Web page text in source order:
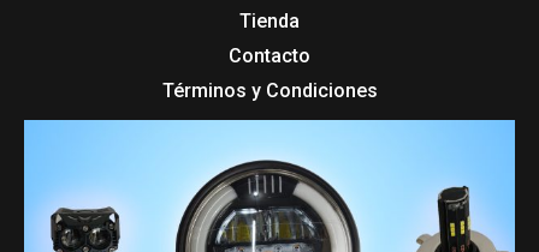
Tienda
Contacto
Términos y Condiciones